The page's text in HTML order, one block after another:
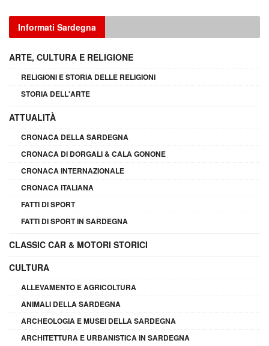
Informati Sardegna
ARTE, CULTURA E RELIGIONE
RELIGIONI E STORIA DELLE RELIGIONI
STORIA DELL'ARTE
ATTUALITÀ
CRONACA DELLA SARDEGNA
CRONACA DI DORGALI & CALA GONONE
CRONACA INTERNAZIONALE
CRONACA ITALIANA
FATTI DI SPORT
FATTI DI SPORT IN SARDEGNA
CLASSIC CAR & MOTORI STORICI
CULTURA
ALLEVAMENTO E AGRICOLTURA
ANIMALI DELLA SARDEGNA
ARCHEOLOGIA E MUSEI DELLA SARDEGNA
ARCHITETTURA E URBANISTICA IN SARDEGNA